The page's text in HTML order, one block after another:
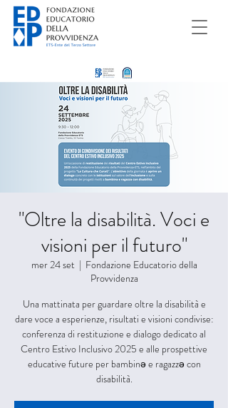
"Oltre la disabilità. Voci e
visioni per il futuro"
mer 24 set
  |
Fondazione Educatorio della
Provvidenza
Una mattinata per guardare oltre la disabilità e
dare voce a esperienze, risultati e visioni condivise:
conferenza di restituzione e dialogo dedicato al
Centro Estivo Inclusivo 2025 e alle prospettive
educative future per bambinə e ragazzə con
disabilità.